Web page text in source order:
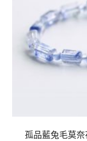
孤品藍兔毛莫